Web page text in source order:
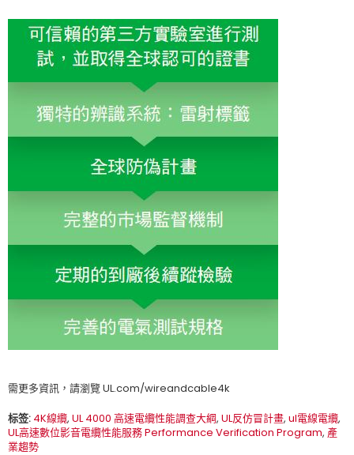
需更多資訊，請瀏覽 UL.com/wireandcable4k
标签: 4K線纜, UL 4000 高速電纜性能調查大綱, UL反仿冒計畫, ul電線電纜,
UL高速數位影音電纜性能服務 Performance Verification Program, 產
業趨勢